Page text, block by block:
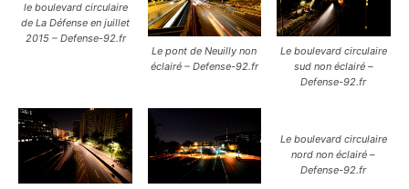
le boulevard circulaire
de La Défense en juillet
2015 – Defense-92.fr
Le pont de Neuilly non
éclairé – Defense-92.fr
Le boulevard circulaire
sud non éclairé –
Defense-92.fr
Le boulevard circulaire
nord non éclairé –
Defense-92.fr